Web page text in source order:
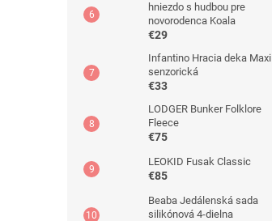
hniezdo s hudbou pre
novorodenca Koala
€29
Infantino Hracia deka Maxi
senzorická
€33
LODGER Bunker Folklore
Fleece
€75
LEOKID Fusak Classic
€85
Beaba Jedálenská sada
silikónová 4-dielna